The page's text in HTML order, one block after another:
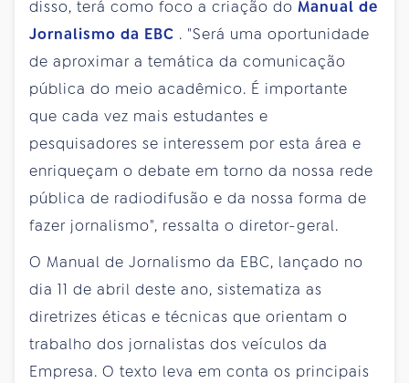
disso, terá como foco a criação do Manual de
Jornalismo da EBC . "Será uma oportunidade
de aproximar a temática da comunicação
pública do meio acadêmico. É importante
que cada vez mais estudantes e
pesquisadores se interessem por esta área e
enriqueçam o debate em torno da nossa rede
pública de radiodifusão e da nossa forma de
fazer jornalismo", ressalta o diretor-geral.
O Manual de Jornalismo da EBC, lançado no
dia 11 de abril deste ano, sistematiza as
diretrizes éticas e técnicas que orientam o
trabalho dos jornalistas dos veículos da
Empresa. O texto leva em conta os principais